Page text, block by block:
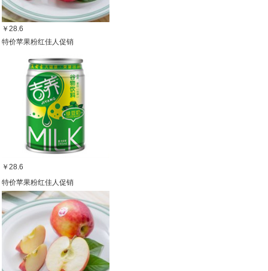
￥28.6
特价苹果粉红佳人促销
￥28.6
特价苹果粉红佳人促销